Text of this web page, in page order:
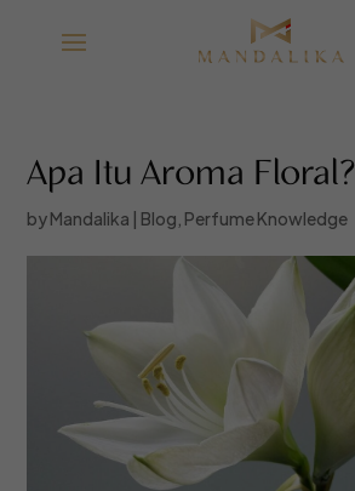
Apa Itu Aroma Floral?
byMandalika | Blog Perfume Knowledge